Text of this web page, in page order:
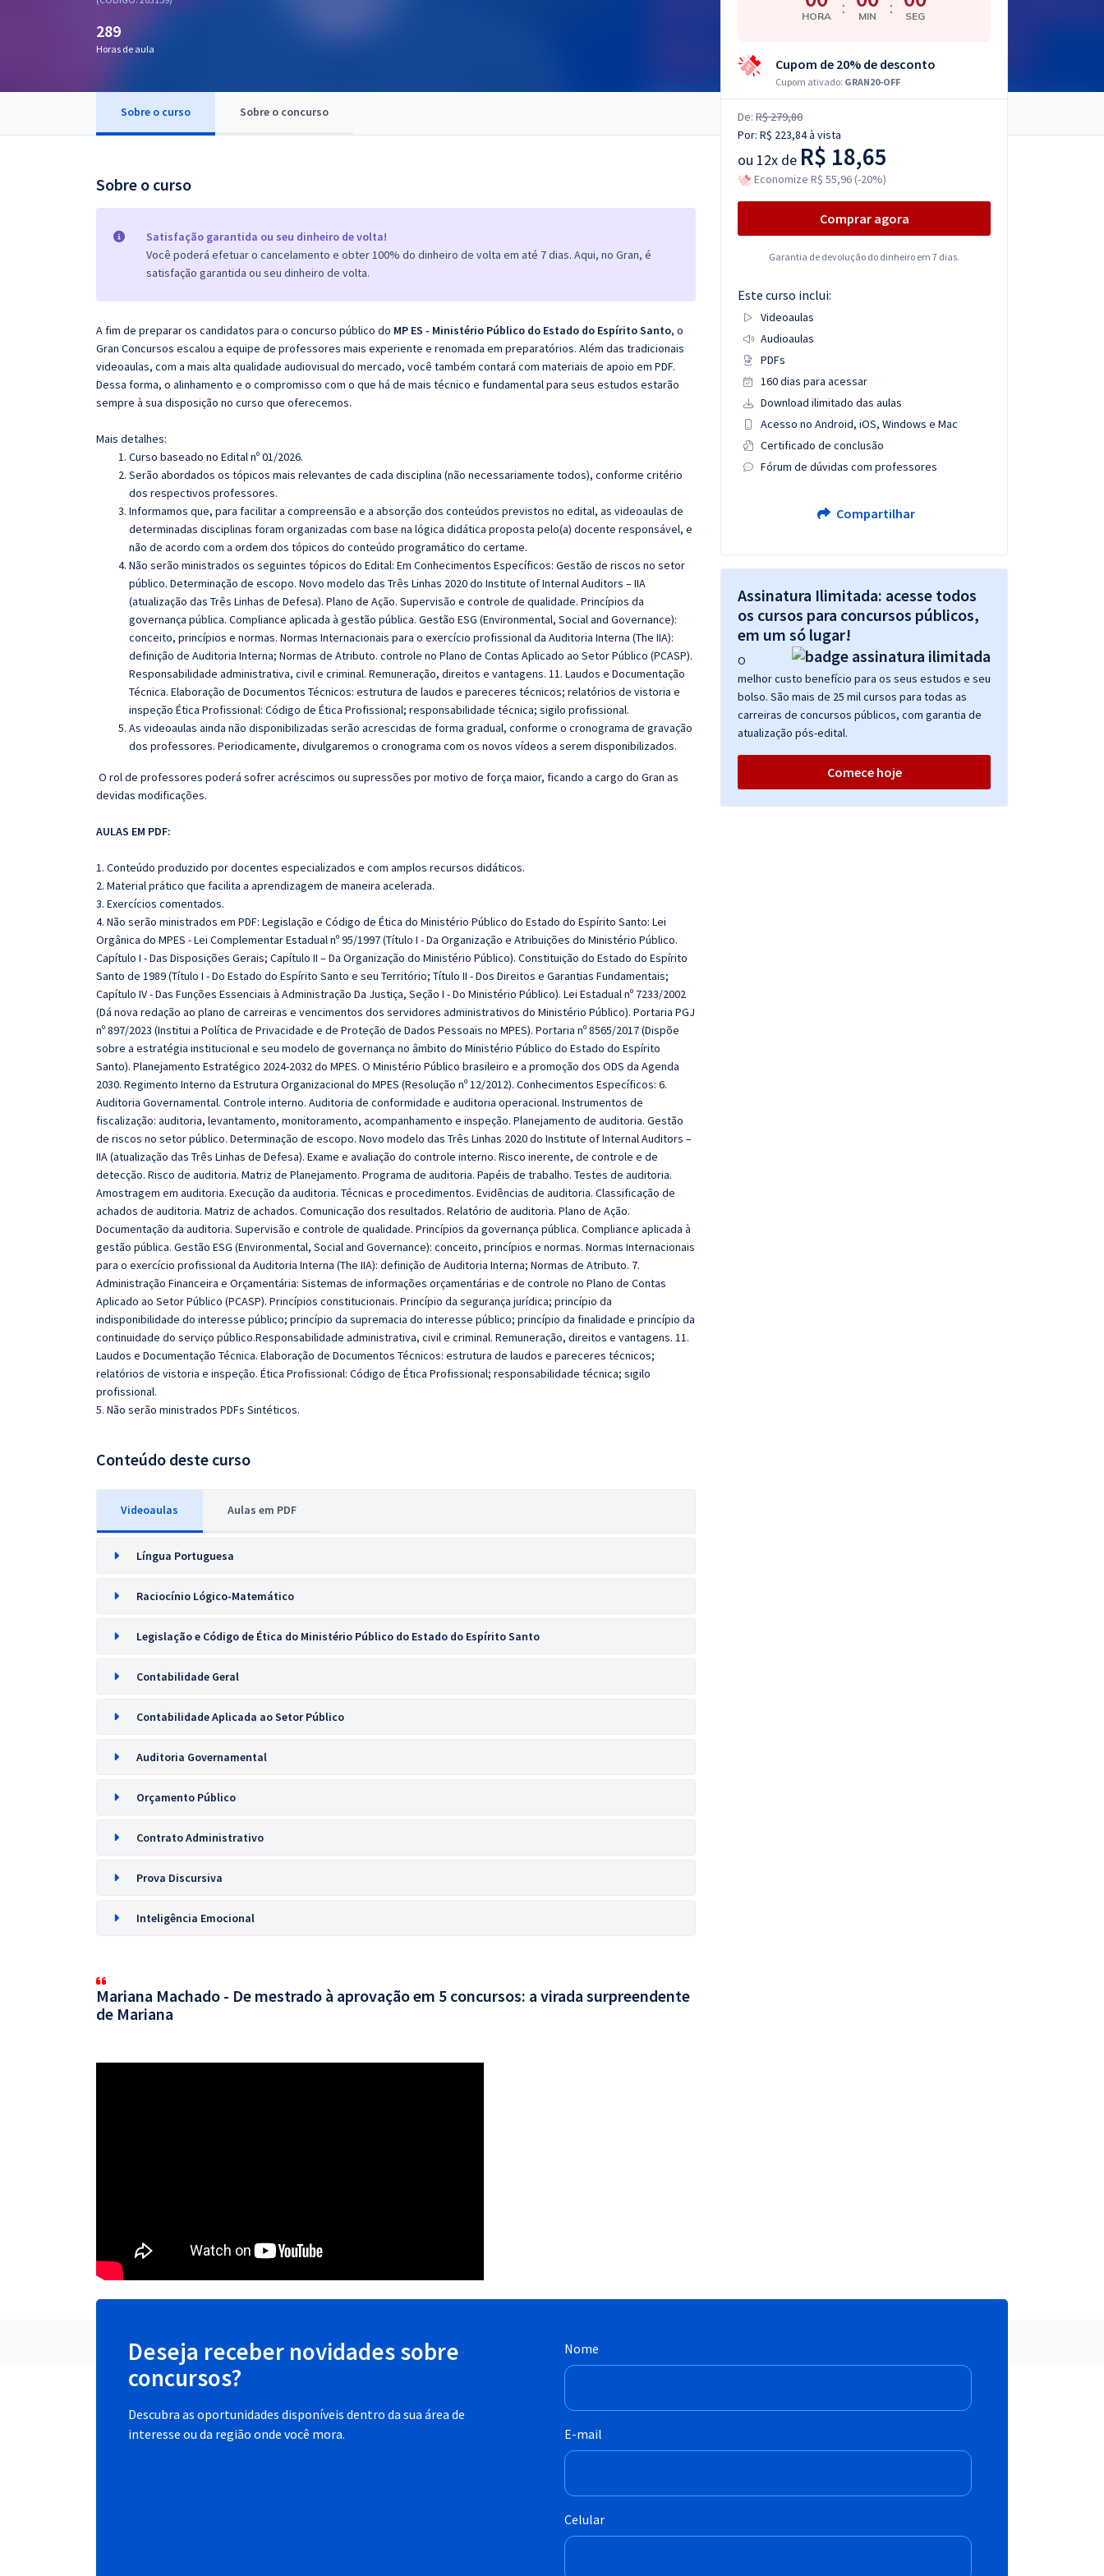
OAB
289
Horas de aula
Sobre o curso Sobre o concurso
Sobre o curso
Satisfação garantida ou seu dinheiro de volta!
Você poderá efetuar o cancelamento e obter 100% do dinheiro de volta em até 7 dias. Aqui, no Gran, é
satisfação garantida ou seu dinheiro de volta.
A fim de preparar os candidatos para o concurso público do MP ES - Ministério Público do Estado do Espírito Santo, o
Gran Concursos escalou a equipe de professores mais experiente e renomada em preparatórios. Além das tradicionais
videoaulas, com a mais alta qualidade audiovisual do mercado, você também contará com materiais de apoio em PDF.
Dessa forma, o alinhamento e o compromisso com o que há de mais técnico e fundamental para seus estudos estarão
sempre à sua disposição no curso que oferecemos.
Mais detalhes:
Curso baseado no Edital nº 01/2026.
Serão abordados os tópicos mais relevantes de cada disciplina (não necessariamente todos), conforme critério
dos respectivos professores.
Informamos que, para facilitar a compreensão e a absorção dos conteúdos previstos no edital, as videoaulas de
determinadas disciplinas foram organizadas com base na lógica didática proposta pelo(a) docente responsável, e
não de acordo com a ordem dos tópicos do conteúdo programático do certame.
Não serão ministrados os seguintes tópicos do Edital: Em Conhecimentos Específicos: Gestão de riscos no setor
público. Determinação de escopo. Novo modelo das Três Linhas 2020 do Institute of Internal Auditors – IIA
(atualização das Três Linhas de Defesa). Plano de Ação. Supervisão e controle de qualidade. Princípios da
governança pública. Compliance aplicada à gestão pública. Gestão ESG (Environmental, Social and Governance):
conceito, princípios e normas. Normas Internacionais para o exercício profissional da Auditoria Interna (The IIA):
definição de Auditoria Interna; Normas de Atributo. controle no Plano de Contas Aplicado ao Setor Público (PCASP).
Responsabilidade administrativa, civil e criminal. Remuneração, direitos e vantagens. 11. Laudos e Documentação
Técnica. Elaboração de Documentos Técnicos: estrutura de laudos e pareceres técnicos; relatórios de vistoria e
inspeção Ética Profissional: Código de Ética Profissional; responsabilidade técnica; sigilo profissional.
As videoaulas ainda não disponibilizadas serão acrescidas de forma gradual, conforme o cronograma de gravação
dos professores. Periodicamente, divulgaremos o cronograma com os novos vídeos a serem disponibilizados.
O rol de professores poderá sofrer acréscimos ou supressões por motivo de força maior, ficando a cargo do Gran as
devidas modificações.
AULAS EM PDF:
1. Conteúdo produzido por docentes especializados e com amplos recursos didáticos.
2. Material prático que facilita a aprendizagem de maneira acelerada.
3. Exercícios comentados.
4. Não serão ministrados em PDF: Legislação e Código de Ética do Ministério Público do Estado do Espírito Santo: Lei
Orgânica do MPES - Lei Complementar Estadual nº 95/1997 (Título I - Da Organização e Atribuições do Ministério Público.
Capítulo I - Das Disposições Gerais; Capítulo II – Da Organização do Ministério Público). Constituição do Estado do Espírito
Santo de 1989 (Título I - Do Estado do Espírito Santo e seu Território; Título II - Dos Direitos e Garantias Fundamentais;
Capítulo IV - Das Funções Essenciais à Administração Da Justiça, Seção I - Do Ministério Público). Lei Estadual nº 7233/2002
(Dá nova redação ao plano de carreiras e vencimentos dos servidores administrativos do Ministério Público). Portaria PGJ
nº 897/2023 (Institui a Política de Privacidade e de Proteção de Dados Pessoais no MPES). Portaria nº 8565/2017 (Dispõe
sobre a estratégia institucional e seu modelo de governança no âmbito do Ministério Público do Estado do Espírito
Santo). Planejamento Estratégico 2024-2032 do MPES. O Ministério Público brasileiro e a promoção dos ODS da Agenda
2030. Regimento Interno da Estrutura Organizacional do MPES (Resolução nº 12/2012). Conhecimentos Específicos: 6.
Auditoria Governamental. Controle interno. Auditoria de conformidade e auditoria operacional. Instrumentos de
fiscalização: auditoria, levantamento, monitoramento, acompanhamento e inspeção. Planejamento de auditoria. Gestão
de riscos no setor público. Determinação de escopo. Novo modelo das Três Linhas 2020 do Institute of Internal Auditors –
IIA (atualização das Três Linhas de Defesa). Exame e avaliação do controle interno. Risco inerente, de controle e de
detecção. Risco de auditoria. Matriz de Planejamento. Programa de auditoria. Papéis de trabalho. Testes de auditoria.
Amostragem em auditoria. Execução da auditoria. Técnicas e procedimentos. Evidências de auditoria. Classificação de
achados de auditoria. Matriz de achados. Comunicação dos resultados. Relatório de auditoria. Plano de Ação.
Documentação da auditoria. Supervisão e controle de qualidade. Princípios da governança pública. Compliance aplicada à
gestão pública. Gestão ESG (Environmental, Social and Governance): conceito, princípios e normas. Normas Internacionais
para o exercício profissional da Auditoria Interna (The IIA): definição de Auditoria Interna; Normas de Atributo. 7.
Administração Financeira e Orçamentária: Sistemas de informações orçamentárias e de controle no Plano de Contas
Aplicado ao Setor Público (PCASP). Princípios constitucionais. Princípio da segurança jurídica; princípio da
indisponibilidade do interesse público; princípio da supremacia do interesse público; princípio da finalidade e princípio da
continuidade do serviço público.Responsabilidade administrativa, civil e criminal. Remuneração, direitos e vantagens. 11.
Laudos e Documentação Técnica. Elaboração de Documentos Técnicos: estrutura de laudos e pareceres técnicos;
relatórios de vistoria e inspeção. Ética Profissional: Código de Ética Profissional; responsabilidade técnica; sigilo
profissional.
5. Não serão ministrados PDFs Sintéticos.
Conteúdo deste curso
Videoaulas Aulas em PDF
Língua Portuguesa
Raciocínio Lógico-Matemático
Legislação e Código de Ética do Ministério Público do Estado do Espírito Santo
Contabilidade Geral
Contabilidade Aplicada ao Setor Público
Auditoria Governamental
Orçamento Público
Contrato Administrativo
Prova Discursiva
Inteligência Emocional
Mariana Machado - De mestrado à aprovação em 5 concursos: a virada surpreendente
de Mariana
HORA : MIN : SEG
Cupom de 20% de desconto
Cupom ativado: GRAN20-OFF
De: R$ 279,80
Por: R$ 223,84à vista
ou 12x de R$ 18,65
Economize R$ 55,96 (-20%)
Comprar agora
Garantia de devolução do dinheiro em 7 dias.
Este curso inclui:
Videoaulas
Audioaulas
PDFs
160 dias para acessar
Download ilimitado das aulas
Acesso no Android, iOS, Windows e Mac
Certificado de conclusão
Fórum de dúvidas com professores
Compartilhar
Assinatura Ilimitada: acesse todos
os cursos para concursos públicos,
em um só lugar!
O
melhor custo benefício para os seus estudos e seu
bolso. São mais de 25 mil cursos para todas as
carreiras de concursos públicos, com garantia de
atualização pós-edital.
Comece hoje
Deseja receber novidades sobre
concursos?
Descubra as oportunidades disponíveis dentro da sua área de
interesse ou da região onde você mora.
Nome
E-mail
Celular